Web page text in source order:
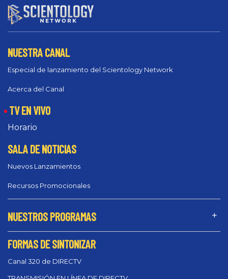
NUESTRA CANAL
Especial de lanzamiento del Scientology Network
Acerca del Canal
TV EN VIVO
Horario
SALA DE NOTICIAS
Nuevos Lanzamientos
Recursos Promocionales
NUESTROS PROGRAMAS
FORMAS DE SINTONIZAR
Canal 320 de DIRECTV